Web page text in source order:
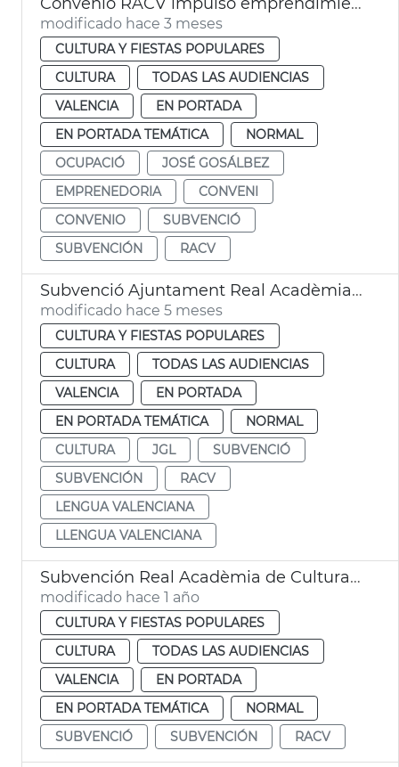
modificado hace 3 meses
CULTURA Y FIESTAS POPULARES
CULTURA
TODAS LAS AUDIENCIAS
VALENCIA
EN PORTADA
EN PORTADA TEMÁTICA
NORMAL
OCUPACIÓ
JOSÉ GOSÁLBEZ
EMPRENEDORIA
CONVENI
CONVENIO
SUBVENCIÓ
SUBVENCIÓN
RACV
Subvenció Ajuntament Real Acadèmia de Cultura Valenciana
modificado hace 5 meses
CULTURA Y FIESTAS POPULARES
CULTURA
TODAS LAS AUDIENCIAS
VALENCIA
EN PORTADA
EN PORTADA TEMÁTICA
NORMAL
CULTURA
JGL
SUBVENCIÓ
SUBVENCIÓN
RACV
LENGUA VALENCIANA
LLENGUA VALENCIANA
Subvención Real Acadèmia de Cultura Valenciana
modificado hace 1 año
CULTURA Y FIESTAS POPULARES
CULTURA
TODAS LAS AUDIENCIAS
VALENCIA
EN PORTADA
EN PORTADA TEMÁTICA
NORMAL
SUBVENCIÓ
SUBVENCIÓN RACV